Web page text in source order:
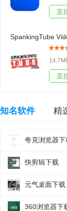
直
直
知名软件 精
夸克浏览器下
快剪辑下载
元气桌面下载
360浏览器下